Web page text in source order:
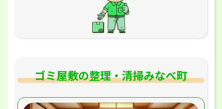
ゴミ屋敷の整理・清掃みなべ町